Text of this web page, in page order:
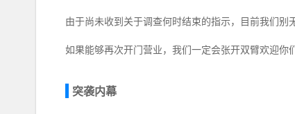
由于尚未收到关于调查何时结束的指示，目前我们别
如果能够再次开门营业，我们一定会张开双臂欢迎你
突袭内幕